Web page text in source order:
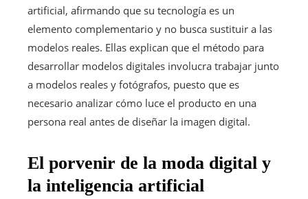
artificial, afirmando que su tecnología es un
elemento complementario y no busca sustituir a las
modelos reales. Ellas explican que el método para
desarrollar modelos digitales involucra trabajar junto
a modelos reales y fotógrafos, puesto que es
necesario analizar cómo luce el producto en una
persona real antes de diseñar la imagen digital.
El porvenir de la moda digital y
la inteligencia artificial